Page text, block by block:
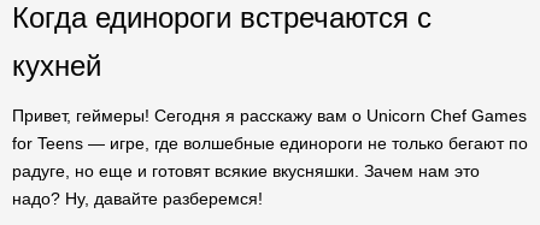
Когда единороги встречаются с
кухней
Привет, геймеры! Сегодня я расскажу вам о Unicorn Chef Games
for Teens — игре, где волшебные единороги не только бегают по
радуге, но еще и готовят всякие вкусняшки. Зачем нам это
надо? Ну, давайте разберемся!